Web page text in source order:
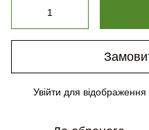
Увійти для відображення